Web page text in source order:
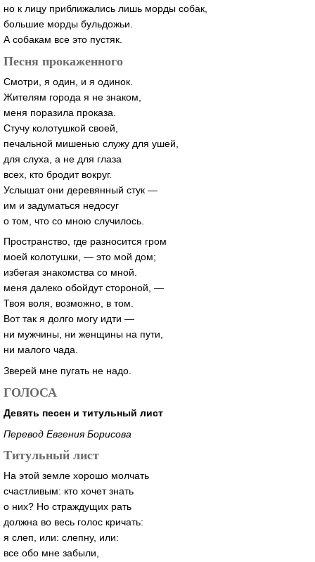
но к лицу приближались лишь морды собак,
большие морды бульдожьи.
А собакам все это пустяк.
Песня прокаженного
Смотри, я один, и я одинок.
Жителям города я не знаком,
меня поразила проказа.
Стучу колотушкой своей,
печальной мишенью служу для ушей,
для слуха, а не для глаза
всех, кто бродит вокруг.
Услышат они деревянный стук —
им и задуматься недосуг
о том, что со мною случилось.
Пространство, где разносится гром
моей колотушки, — это мой дом;
избегая знакомства со мной.
меня далеко обойдут стороной, —
Твоя воля, возможно, в том.
Вот так я долго могу идти —
ни мужчины, ни женщины на пути,
ни малого чада.
Зверей мне пугать не надо.
ГОЛОСА
Девять песен и титульный лист
Перевод Евгения Борисова
Титульный лист
На этой земле хорошо молчать
счастливым: кто хочет знать
о них? Но страждущих рать
должна во весь голос кричать:
я слеп, или: слепну, или:
все обо мне забыли,